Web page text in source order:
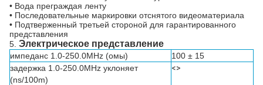
• Вода преграждая ленту
• Последовательные маркировки отснятого видеоматериала
• Подтверженный третьей стороной для гарантированного
представления
5. Электрическое представление
импеданс 1.0-250.0MHz (омы)
100 ± 15
задержка 1.0-250.0MHz уклоняет
(ns/100m)
<>